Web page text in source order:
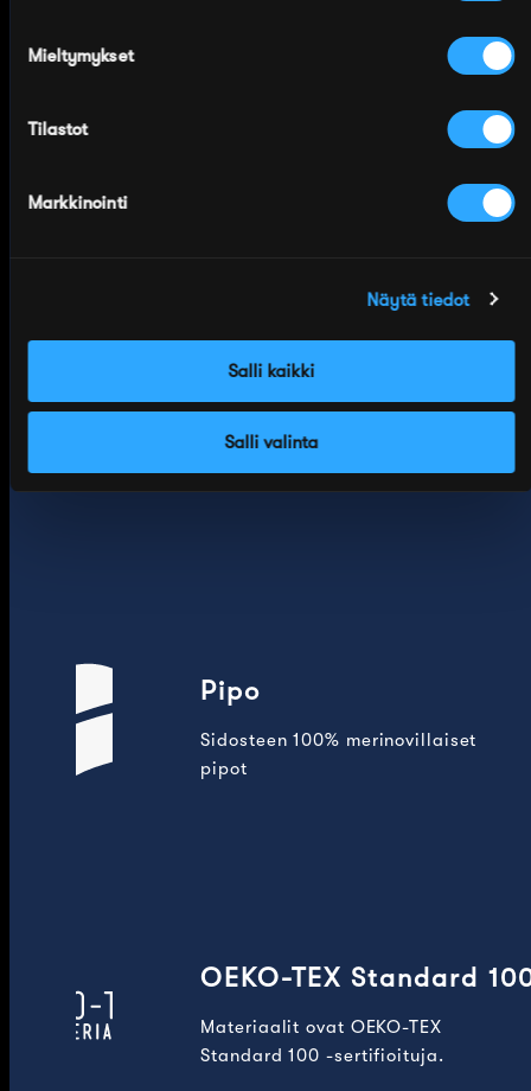
Mieltymykset
Tilastot
Markkinointi
Näytä tiedot
Salli kaikki
Salli valinta
suunnitellaan ja valmistetaan
Merinovilla
Merinovilla 100%
Pipo
Sidosteen 100% merinovillaiset
pipot
OEKO-TEX Standard
Materiaalit ovat OEKO-TEX
Standard 100 -sertifioituja.